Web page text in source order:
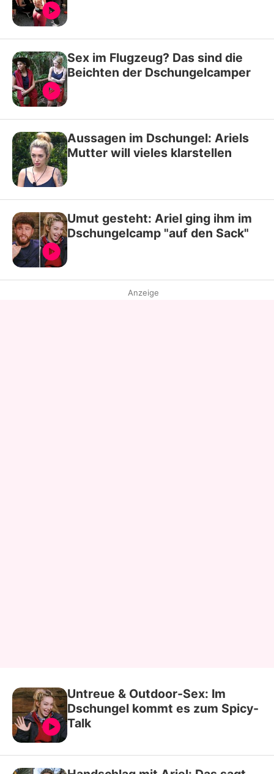
Sex im Flugzeug? Das sind die
Beichten der Dschungelcamper
Aussagen im Dschungel: Ariels
Mutter will vieles klarstellen
Umut gesteht: Ariel ging ihm im
Dschungelcamp "auf den Sack"
Anzeige
Untreue & Outdoor-Sex: Im
Dschungel kommt es zum Spicy-
Talk